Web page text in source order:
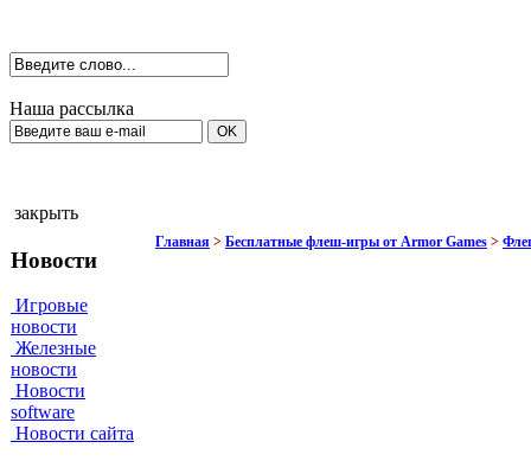
Наша рассылка
закрыть
Новости
Игровые
новости
Железные
новости
Новости
software
Новости сайта
Главная > Бесплатные флеш-игры от Armor Games >